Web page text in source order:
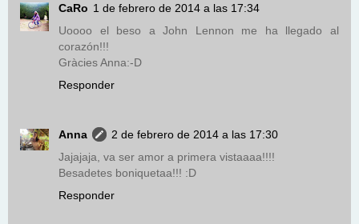
CaRo 1 de febrero de 2014 a las 17:34
Uoooo el beso a John Lennon me ha llegado al
corazón!!!
Gràcies Anna:-D
Responder
Anna
2 de febrero de 2014 a las 17:30
Jajajaja, va ser amor a primera vistaaaa!!!!
Besadetes boniquetaa!!! :D
Responder